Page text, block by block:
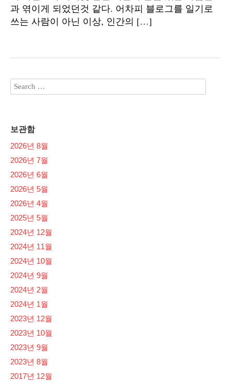
과 엮이게 되었던것 같다. 어차피 블로그를 일기로
쓰는 사람이 아닌 이상, 인간의 […]
보관함
2026년 8월
2026년 7월
2026년 6월
2026년 5월
2026년 4월
2025년 5월
2024년 12월
2024년 11월
2024년 10월
2024년 9월
2024년 2월
2024년 1월
2023년 12월
2023년 10월
2023년 9월
2023년 8월
2017년 12월